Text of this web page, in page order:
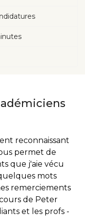
reconnaissant
permet de
que j'aie vécu
mots
remerciements
de Peter
et les profs -